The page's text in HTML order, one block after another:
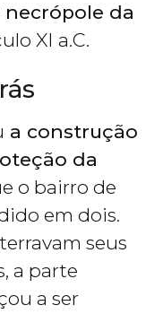
necrópole da
XI a.C.
a construção
da
o bairro de
em dois.
seus
a parte
a ser